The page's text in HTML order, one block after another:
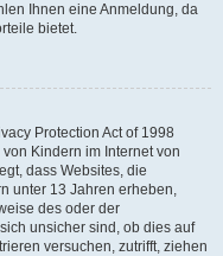
Ihnen eine Anmeldung, da
bietet.
Protection Act of 1998
Kindern im Internet von
dass Websites, die
unter 13 Jahren erheben,
des oder der
unsicher sind, ob dies auf
versuchen, zutrifft, ziehen